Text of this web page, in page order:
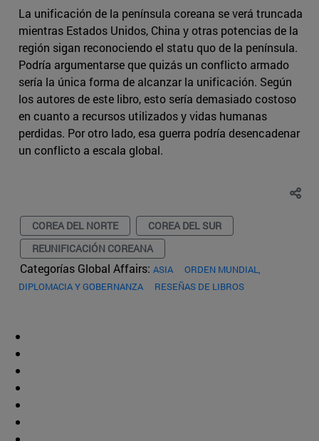
La unificación de la península coreana se verá truncada
mientras Estados Unidos, China y otras potencias de la
región sigan reconociendo el statu quo de la península.
Podría argumentarse que quizás un conflicto armado
sería la única forma de alcanzar la unificación. Según
los autores de este libro, esto sería demasiado costoso
en cuanto a recursos utilizados y vidas humanas
perdidas. Por otro lado, esa guerra podría desencadenar
un conflicto a escala global.
COREA DEL NORTE
COREA DEL SUR
REUNIFICACIÓN COREANA
Categorías Global Affairs: ASIA
ORDEN MUNDIAL,
DIPLOMACIA Y GOBERNANZA
RESEÑAS DE LIBROS